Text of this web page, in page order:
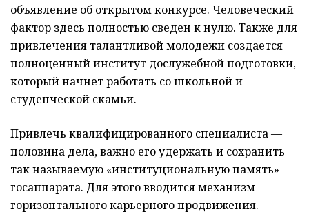
объявление об открытом конкурсе. Человеческий
фактор здесь полностью сведен к нулю. Также для
привлечения талантливой молодежи создается
полноценный институт дослужебной подготовки,
который начнет работать со школьной и
студенческой скамьи.
Привлечь квалифицированного специалиста —
половина дела, важно его удержать и сохранить
так называемую «институциональную память»
госаппарата. Для этого вводится механизм
горизонтального карьерного продвижения.